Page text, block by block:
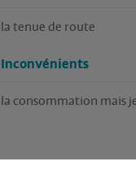
la tenue de route
Inconvénients
la consommation mais